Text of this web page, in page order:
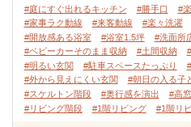
#庭にすぐ出れるキッチン
#勝手口 #
#家事ラク動線
#来客動線 #楽々洗濯
#開放感ある浴室
#浴室1.5坪 #洗面所
#ベビーカーそのまま収納
#土間収納
#明るい玄関
#駐車スペースたっぷり
#外から見えにくい玄関
#朝日の入る子
#スケルトン階段
#奥行感を演出 #高窓
#リビング階段
#1階リビング #1階リ